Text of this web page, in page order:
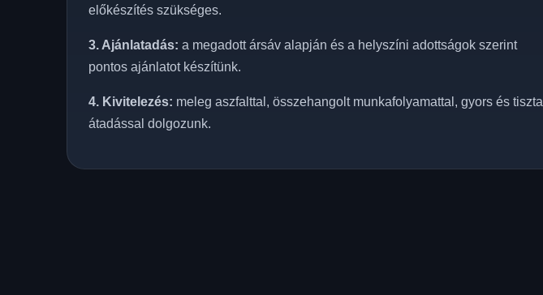
előkészítés szükséges.
3. Ajánlatadás: a megadott ársáv alapján és a helyszíni adottságok szerint
pontos ajánlatot készítünk.
4. Kivitelezés: meleg aszfalttal, összehangolt munkafolyamattal, gyors és tiszta
átadással dolgozunk.